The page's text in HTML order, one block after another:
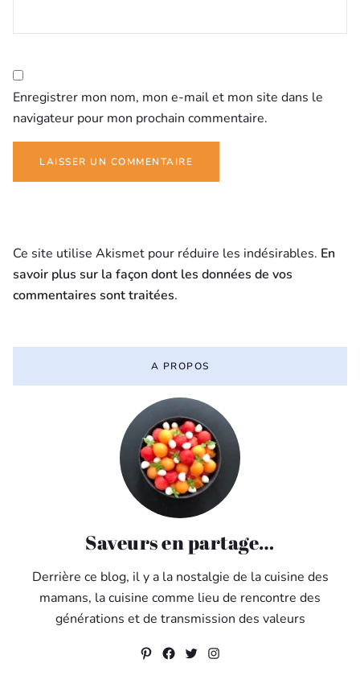
Enregistrer mon nom, mon e-mail et mon site dans le
navigateur pour mon prochain commentaire.
Ce site utilise Akismet pour réduire les indésirables. En
savoir plus sur la façon dont les données de vos
commentaires sont traitées.
A PROPOS
Saveurs en partage…
Derrière ce blog, il y a la nostalgie de la cuisine des
mamans, la cuisine comme lieu de rencontre des
générations et de transmission des valeurs
Pinterest
Facebook
Twitter
Instagram